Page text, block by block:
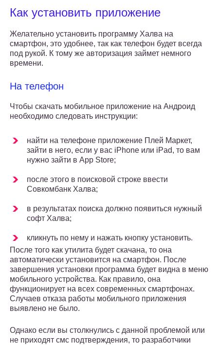
Как установить приложение
Желательно установить программу Халва на
смартфон, это удобнее, так как телефон будет всегда
под рукой. К тому же авторизация займет немного
времени.
На телефон
Чтобы скачать мобильное приложение на Андроид
необходимо следовать инструкции:
найти на телефоне приложение Плей Маркет,
зайти в него, если у вас iPhone или iPad, то вам
нужно зайти в App Store;
после этого в поисковой строке ввести
Совкомбанк Халва;
в результатах поиска должно появиться нужный
софт Халва;
кликнуть по нему и нажать кнопку установить.
После того как утилита будет скачана, то она
автоматически установится на смартфон. После
завершения установки программа будет видна в меню
мобильного устройства. Как правило, она
функционирует на всех современных смартфонах.
Случаев отказа работы мобильного приложения
выявлено не было.
Однако если вы столкнулись с данной проблемой или
не приходят смс подтверждения, то разработчики